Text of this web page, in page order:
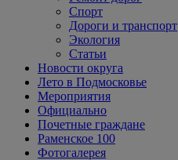
Спорт
Дороги и транспорт
Экология
Статьи
Новости округа
Лето в Подмосковье
Мероприятия
Официально
Почетные граждане
Раменское 100
Фотогалерея